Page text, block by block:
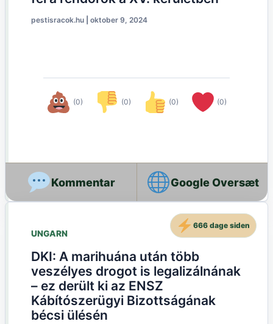
pestisracok.hu oktober 9, 2024
(0) (0) (0) (0)
Google Oversæt
UNGARN
DKI: A marihuána után több
veszélyes drogot is legalizálnának
– ez derült ki az ENSZ
Kábítószerügyi Bizottságának
bécsi ülésén
666 dage siden